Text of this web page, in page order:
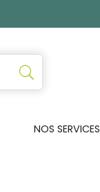
NOS SERVICES